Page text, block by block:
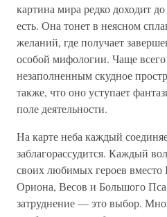
картина мира редко доходит
есть. Она тонет в неясном
желаний, где получает
особой мифологии. Чаще всего
незаполненным скудное
также, что оно уступает
поле деятельности.
На карте неба каждый
заблагорассудится. Каждый
своих любимых героев
Ориона, Весов и Большого
затруднение — это выбор.